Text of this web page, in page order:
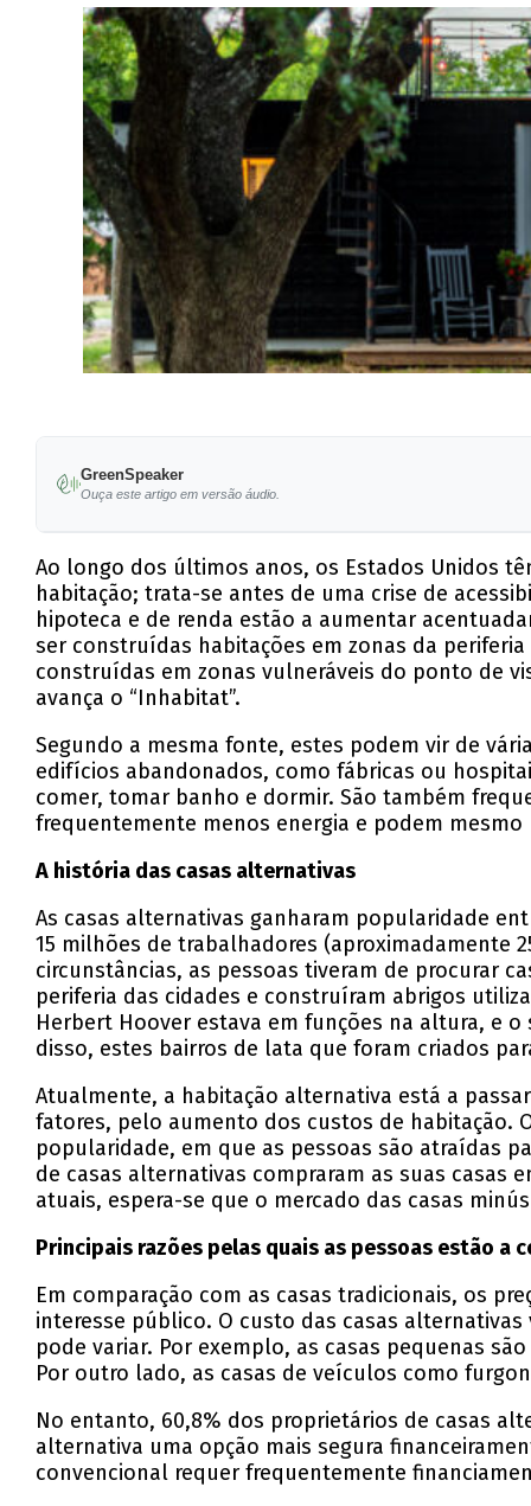
GreenSpeaker
Ouça este artigo em versão áudio.
Ao longo dos últimos anos, os Estados Unidos
habitação; trata-se antes de uma crise de
hipoteca e de renda estão a aumentar
ser construídas habitações em zonas da
construídas em zonas vulneráveis do ponto de
avança o “Inhabitat”.
Segundo a mesma fonte, estes podem vir de
edifícios abandonados, como fábricas ou
comer, tomar banho e dormir. São também
frequentemente menos energia e podem
A história das casas alternativas
As casas alternativas ganharam popularidade
15 milhões de trabalhadores (aproximadamente
circunstâncias, as pessoas tiveram de procurar
periferia das cidades e construíram abrigos
Herbert Hoover estava em funções na altura, e
disso, estes bairros de lata que foram criados
Atualmente, a habitação alternativa está a
fatores, pelo aumento dos custos de habitação.
popularidade, em que as pessoas são atraídas
de casas alternativas compraram as suas casas
atuais, espera-se que o mercado das casas
Principais razões pelas quais as pessoas estão a
Em comparação com as casas tradicionais, os
interesse público. O custo das casas
pode variar. Por exemplo, as casas pequenas
Por outro lado, as casas de veículos como
No entanto, 60,8% dos proprietários de casas
alternativa uma opção mais segura
convencional requer frequentemente